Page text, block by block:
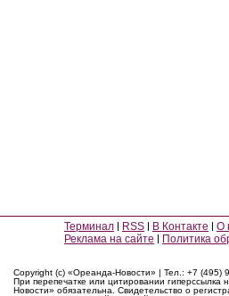
Терминал RSS В Контакте О
Реклама на сайте
Политика
Copyright (c) «Ореанда-Новости» | Тел.: +7 (495)
При перепечатке или цитировании
Новости» обязательна. Свидетельство о